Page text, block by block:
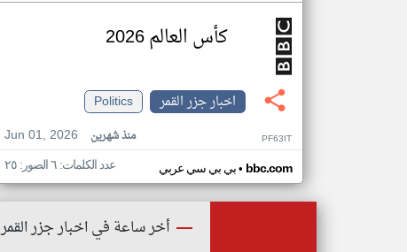
كأس العالم 2026
اخبار جزر القمر
Politics
Jun 01, 2026
منذ شهرين PF63IT
بي بي سي عربي• bbc.com عدد الكلمات: ٦ الصور: ٢٥
أخر ساعة في اخبار جزر القمر